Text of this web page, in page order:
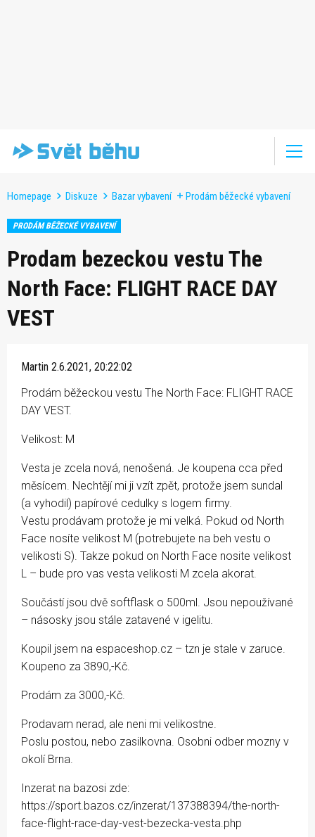
Homepage Diskuze Bazar vybavení Prodám běžecké vybavení
PRODÁM BĚŽECKÉ VYBAVENÍ
Prodam bezeckou vestu The
North Face: FLIGHT RACE DAY
VEST
Martin 2.6.2021, 20:22:02
Prodám běžeckou vestu The North Face: FLIGHT RACE
DAY VEST.
Velikost: M
Vesta je zcela nová, nenošená. Je koupena cca před
měsícem. Nechtějí mi ji vzít zpět, protože jsem sundal
(a vyhodil) papírové cedulky s logem firmy.
Vestu prodávam protože je mi velká. Pokud od North
Face nosíte velikost M (potrebujete na beh vestu o
velikosti S). Takze pokud on North Face nosite velikost
L – bude pro vas vesta velikosti M zcela akorat.
Součástí jsou dvě softflask o 500ml. Jsou nepoužívané
– násosky jsou stále zatavené v igelitu.
Koupil jsem na espaceshop.cz – tzn je stale v zaruce.
Koupeno za 3890,-Kč.
Prodám za 3000,-Kč.
Prodavam nerad, ale neni mi velikostne.
Poslu postou, nebo zasilkovna. Osobni odber mozny v
okolí Brna.
Inzerat na bazosi zde:
https://sport.bazos.cz/inzerat/137388394/the-north-
face-flight-race-day-vest-bezecka-vesta.php